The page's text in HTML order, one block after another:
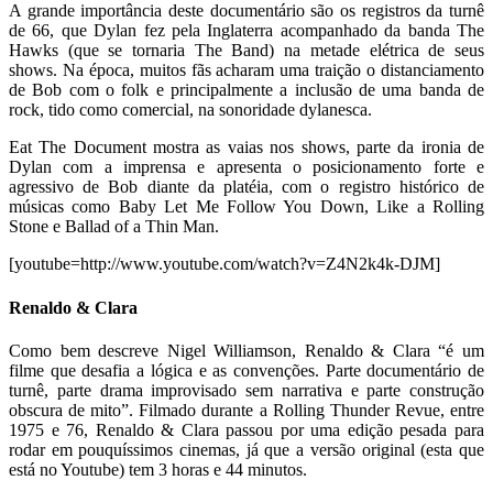
A grande importância deste documentário são os registros da turnê
de 66, que Dylan fez pela Inglaterra acompanhado da banda The
Hawks (que se tornaria The Band) na metade elétrica de seus
shows. Na época, muitos fãs acharam uma traição o distanciamento
de Bob com o folk e principalmente a inclusão de uma banda de
rock, tido como comercial, na sonoridade dylanesca.
Eat The Document mostra as vaias nos shows, parte da ironia de
Dylan com a imprensa e apresenta o posicionamento forte e
agressivo de Bob diante da platéia, com o registro histórico de
músicas como Baby Let Me Follow You Down, Like a Rolling
Stone e Ballad of a Thin Man.
[youtube=http://www.youtube.com/watch?v=Z4N2k4k-DJM]
Renaldo & Clara
Como bem descreve Nigel Williamson, Renaldo & Clara “é um
filme que desafia a lógica e as convenções. Parte documentário de
turnê, parte drama improvisado sem narrativa e parte construção
obscura de mito”. Filmado durante a Rolling Thunder Revue, entre
1975 e 76, Renaldo & Clara passou por uma edição pesada para
rodar em pouquíssimos cinemas, já que a versão original (esta que
está no Youtube) tem 3 horas e 44 minutos.